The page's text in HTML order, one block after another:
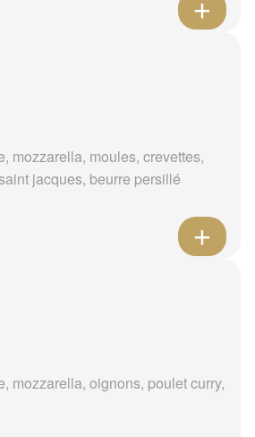
mozzarella, moules, crevettes,
jacques, beurre persillé
mozzarella, oignons, poulet curry,